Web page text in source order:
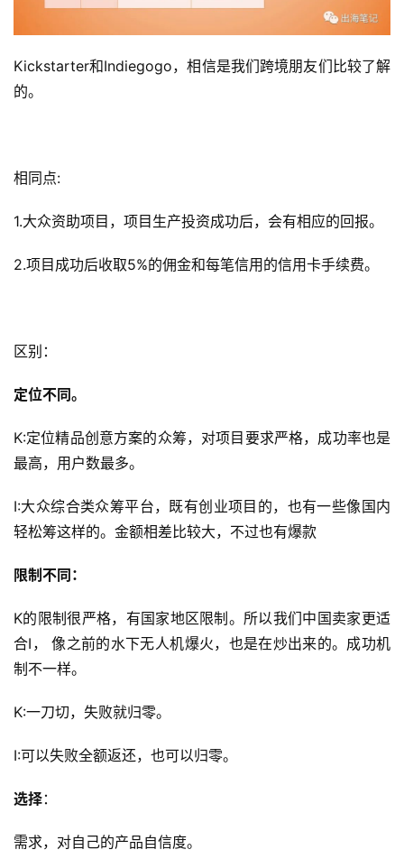
Kickstarter和Indiegogo，相信是我们跨境朋友们比较了解
的。
相同点:
1.大众资助项目，项目生产投资成功后，会有相应的回报。
2.项目成功后收取5%的佣金和每笔信用的信用卡手续费。
区别：
定位不同。
K:定位精品创意方案的众筹，对项目要求严格，成功率也是
最高，用户数最多。
I:大众综合类众筹平台，既有创业项目的，也有一些像国内
轻松筹这样的。金额相差比较大，不过也有爆款
限制不同：
K的限制很严格，有国家地区限制。所以我们中国卖家更适
合I， 像之前的水下无人机爆火，也是在炒出来的。成功机
制不一样。
K:一刀切，失败就归零。
I:可以失败全额返还，也可以归零。
选择：
需求，对自己的产品自信度。